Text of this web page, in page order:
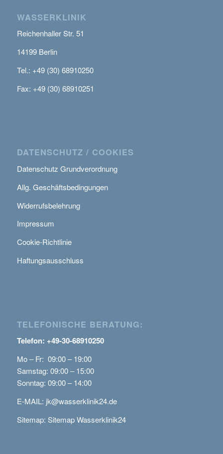
WASSERKLINIK
Reichenhaller Str. 51
14199 Berlin
Tel.: +49 (30) 68910250
Fax: +49 (30) 68910251
DATENSCHUTZ / COOKIES
Datenschutz Grundverordnung
Allg. Geschäftsbedingungen
Widerrufsbelehrung
Impressum
Cookie-Richtlinie
Haftungsausschluss
TELEFONISCHE BERATUNG:
Telefon: +49-30-68910250
Mo – Fr: 09:00 – 19:00
Samstag: 09:00 – 15:00
Sonntag: 09:00 – 14:00
E-MAIL: jk@wasserklinik24.de
Sitemap: Sitemap Wasserklinik24